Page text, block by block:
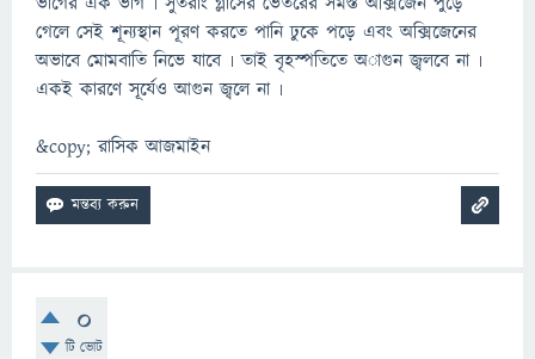
গেলে সেই শূন্যস্থান পূরণ করতে পানি ঢুকে পড়ে এবং অক্সিজেনের
অভাবে মোমবাতি নিভে যাবে ৷ তাই বৃহস্পতিতে অাগুন জ্বলবে না ৷
একই কারণে সূর্যেও আগুন জ্বলে না ৷
&copy; রাসিক আজমাইন
0
টি ভোট